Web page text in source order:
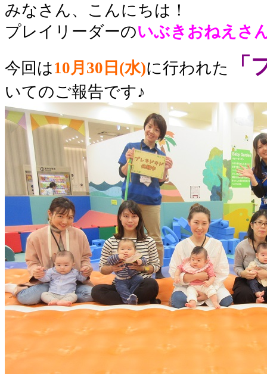
みなさん、こんにちは！
プレイリーダーのいぶき おねえさ
今回は10月30日(水)に行われた 「
いてのご報告です♪